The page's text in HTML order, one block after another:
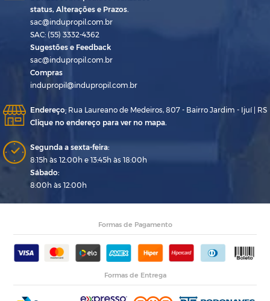
status, Alterações e Prazos.
sac@indupropil.com.br
SAC: (55) 3332-4362
Sugestões e Feedback
sac@indupropil.com.br
Compras
indupropil@indupropil.com.br
Endereço: Rua Laureano de Medeiros, 807 - Bairro Jardim - Ijuí | RS
Clique no endereço para ver no mapa.
Segunda a sexta-feira:
8:15h às 12:00h e 13:45h às 18:00h
Sábado:
8:00h às 12:00h
Formas de Pagamento
Formas de Entrega